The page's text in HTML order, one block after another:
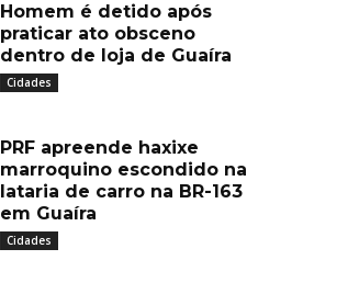
Homem é detido após
praticar ato obsceno
dentro de loja de Guaíra
Cidades
PRF apreende haxixe
marroquino escondido na
lataria de carro na BR-163
em Guaíra
Cidades